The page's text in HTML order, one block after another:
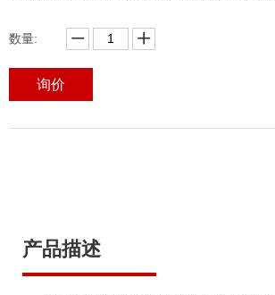
数量:
询价
产品描述